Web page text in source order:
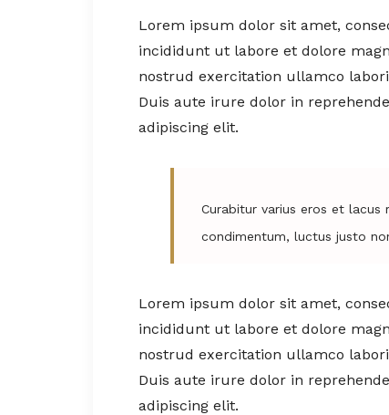
Lorem ipsum dolor sit amet,
incididunt ut labore et dolore
nostrud exercitation ullamco
Duis aute irure dolor in
adipiscing elit.
Curabitur varius eros et lacus
condimentum, luctus justo
Lorem ipsum dolor sit amet,
incididunt ut labore et dolore
nostrud exercitation ullamco
Duis aute irure dolor in
adipiscing elit.